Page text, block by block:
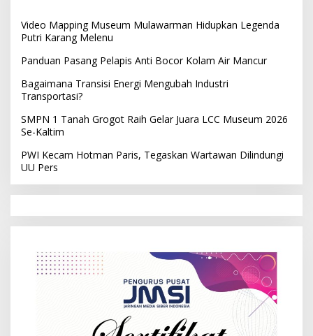
Video Mapping Museum Mulawarman Hidupkan Legenda
Putri Karang Melenu
Panduan Pasang Pelapis Anti Bocor Kolam Air Mancur
Bagaimana Transisi Energi Mengubah Industri
Transportasi?
SMPN 1 Tanah Grogot Raih Gelar Juara LCC Museum 2026
Se-Kaltim
PWI Kecam Hotman Paris, Tegaskan Wartawan Dilindungi
UU Pers